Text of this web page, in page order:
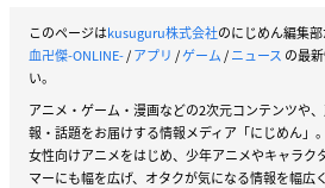
このページはkusuguru株式会社のにじめん編集
血卍傑-ONLINE-/アプリ /ゲーム/ニュース の最
い。
アニメ・ゲーム・漫画などの2次元コンテンツや
報・話題をお届けする情報メディア「にじめん」。
女性向けアニメをはじめ、少年アニメやキャラク
マーにも幅を広げ、オタクが気になる情報を幅広